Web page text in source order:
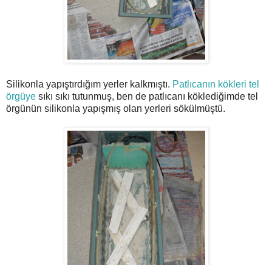
Silikonla yapıştırdığım yerler kalkmıştı. Patlıcanın kökleri tel
örgüye sıkı sıkı tutunmuş, ben de patlıcanı köklediğimde tel
örgünün silikonla yapışmış olan yerleri sökülmüştü.